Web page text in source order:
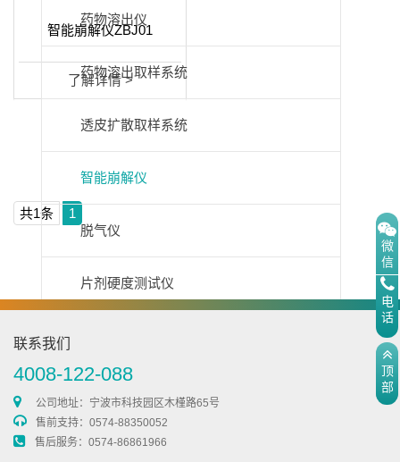
药物溶出仪
药物溶出取样系统
透皮扩散取样系统
智能崩解仪
脱气仪
片剂硬度测试仪
智能崩解仪ZBJ01
了解详情 >
共1条 1
联系我们
4008-122-088
公司地址：宁波市科技园区木槿路65号
售前支持：0574-88350052
售后服务：0574-86861966
微
信
电
话
顶
部